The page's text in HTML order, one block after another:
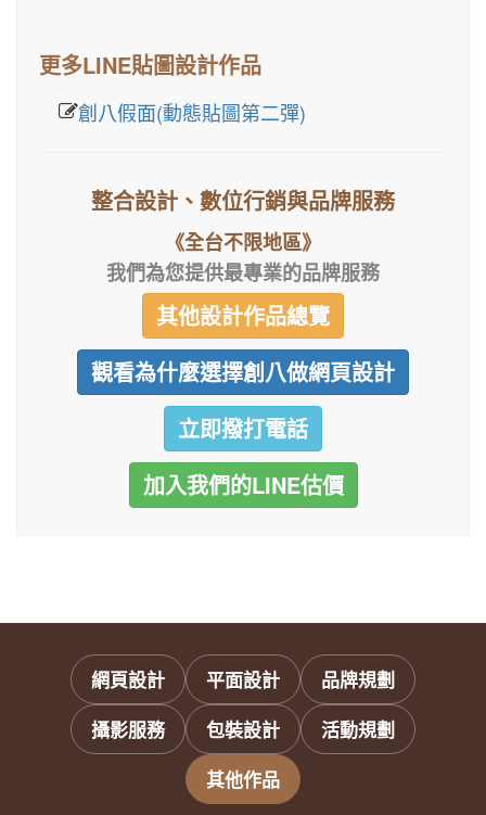
更多LINE貼圖設計作品
創八假面(動態貼圖第二彈)
整合設計、數位行銷與品牌服務
《全台不限地區》
我們為您提供最專業的品牌服務
其他設計作品總覽
觀看為什麼選擇創八做網頁設計
立即撥打電話
加入我們的LINE估價
網頁設計 平面設計
品牌規劃
攝影服務
包裝設計
活動規劃
其他作品